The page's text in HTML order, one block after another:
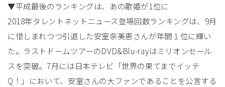
▼平成最後のランキングは、あの歌姫が1位に
2018年タレントネットニュース登場回数ランキングは、9月
に惜しまれつつ引退した安室奈美恵さんが年間１位に輝い
た。ラストドームツアーのDVD&Blu-rayはミリオンセール
スを突破。7月には日本テレビ「世界の果てまでイッテ
Q！」において、安室さんの大ファンであることを公言する